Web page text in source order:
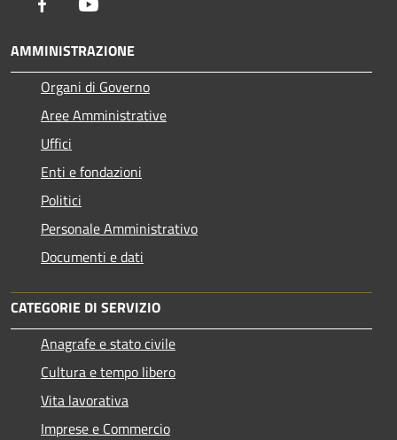
AMMINISTRAZIONE
Organi di Governo
Aree Amministrative
Uffici
Enti e fondazioni
Politici
Personale Amministrativo
Documenti e dati
CATEGORIE DI SERVIZIO
Anagrafe e stato civile
Cultura e tempo libero
Vita lavorativa
Imprese e Commercio